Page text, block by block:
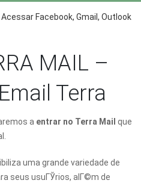
Acessar Facebook, Gmail, Outlook
MAIL –
Terra
a entrar no Terra Mail que
uma grande variedade de
seus usuГЎrios, alГ©m de